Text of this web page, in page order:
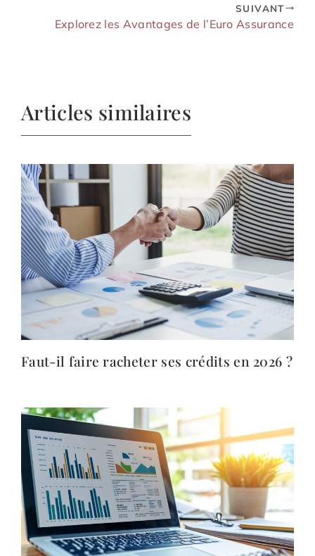
SUIVANT
Explorez les Avantages de l’Euro Assurance
Articles similaires
Faut-il faire racheter ses crédits en 2026 ?